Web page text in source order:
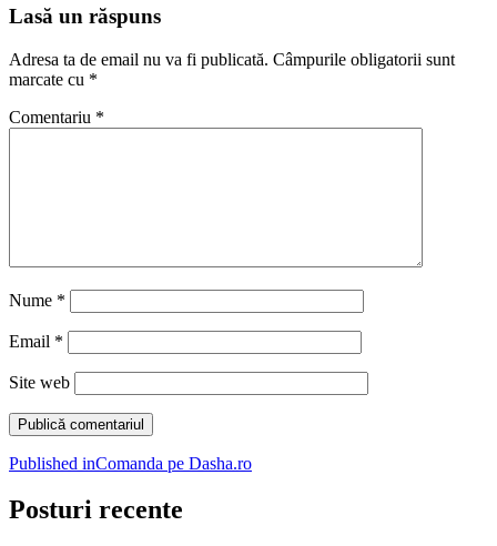
Lasă un răspuns
Adresa ta de email nu va fi publicată. Câmpurile obligatorii sunt
marcate cu *
Comentariu *
Nume *
Email *
Site web
Navigare
în
articole
Published inComanda pe Dasha.ro
Posturi recente